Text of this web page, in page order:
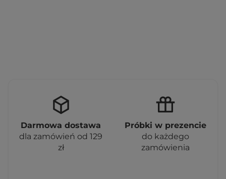
Darmowa dostawa
dla zamówień od 129
zł
Próbki w prezencie
do każdego
zamówienia